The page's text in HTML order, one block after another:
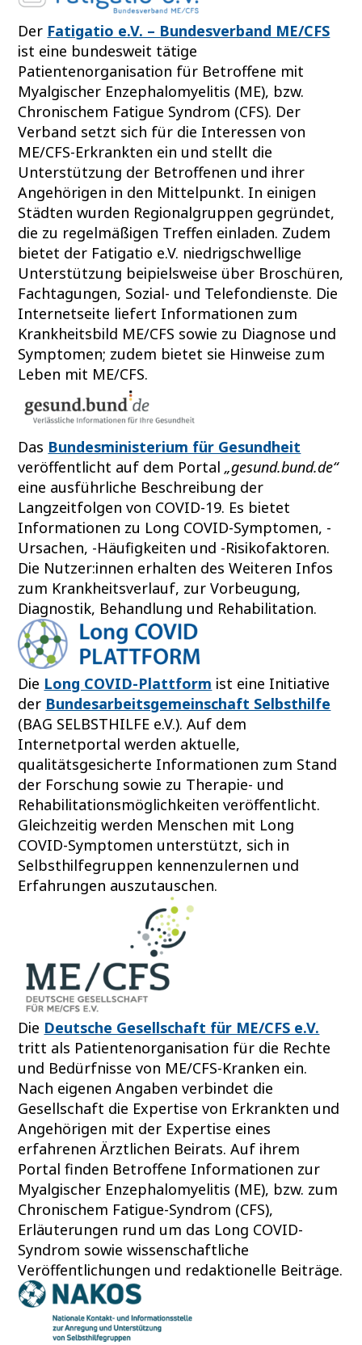
Der Fatigatio e.V. – Bundesverband ME/CFS
ist eine bundesweit tätige
Patientenorganisation für Betroffene mit
Myalgischer Enzephalomyelitis (ME), bzw.
Chronischem Fatigue Syndrom (CFS). Der
Verband setzt sich für die Interessen von
ME/CFS-Erkrankten ein und stellt die
Unterstützung der Betroffenen und ihrer
Angehörigen in den Mittelpunkt. In einigen
Städten wurden Regionalgruppen gegründet,
die zu regelmäßigen Treffen einladen. Zudem
bietet der Fatigatio e.V. niedrigschwellige
Unterstützung beipielsweise über Broschüren,
Fachtagungen, Sozial- und Telefondienste. Die
Internetseite liefert Informationen zum
Krankheitsbild ME/CFS sowie zu Diagnose und
Symptomen; zudem bietet sie Hinweise zum
Leben mit ME/CFS.
Das Bundesministerium für Gesundheit
veröffentlicht auf dem Portal„gesund.bund.de“
eine ausführliche Beschreibung der
Langzeitfolgen von COVID-19. Es bietet
Informationen zu Long COVID-Symptomen, -
Ursachen, -Häufigkeiten und -Risikofaktoren.
Die Nutzer:innen erhalten des Weiteren Infos
zum Krankheitsverlauf, zur Vorbeugung,
Diagnostik, Behandlung und Rehabilitation.
Die Long COVID-Plattform ist eine Initiative
der Bundesarbeitsgemeinschaft Selbsthilfe
(BAG SELBSTHILFE e.V.). Auf dem
Internetportal werden aktuelle,
qualitätsgesicherte Informationen zum Stand
der Forschung sowie zu Therapie- und
Rehabilitationsmöglichkeiten veröffentlicht.
Gleichzeitig werden Menschen mit Long
COVID-Symptomen unterstützt, sich in
Selbsthilfegruppen kennenzulernen und
Erfahrungen auszutauschen.
Die Deutsche Gesellschaft für ME/CFS e.V.
tritt als Patientenorganisation für die Rechte
und Bedürfnisse von ME/CFS-Kranken ein.
Nach eigenen Angaben verbindet die
Gesellschaft die Expertise von Erkrankten und
Angehörigen mit der Expertise eines
erfahrenen Ärztlichen Beirats. Auf ihrem
Portal finden Betroffene Informationen zur
Myalgischer Enzephalomyelitis (ME), bzw. zum
Chronischem Fatigue-Syndrom (CFS),
Erläuterungen rund um das Long COVID-
Syndrom sowie wissenschaftliche
Veröffentlichungen und redaktionelle Beiträge.